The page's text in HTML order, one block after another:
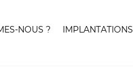
NOUS ? IMPLANTATIONS